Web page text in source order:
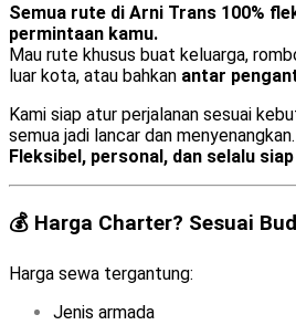
Semua rute di Arni Trans 100%
permintaan kamu.
Mau rute khusus buat keluarga,
luar kota, atau bahkan antar
Kami siap atur perjalanan sesuai
semua jadi lancar dan menyenangkan.
Fleksibel, personal, dan selalu
💰 Harga Charter? Sesuai
Harga sewa tergantung:
Jenis armada